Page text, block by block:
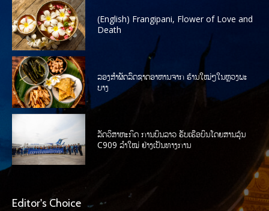
(English) Frangipani, Flower of Love and
Death
ລອງສໍາຜັດລົດຊາດອາຫານຈາກ ຮ້ານໃໝ່ໆໃນຫຼວງພະ
ບາງ
ລັດວິສາຫະກິດ ການບິນລາວ ຮັບເຮືອບິນໂດຍສານລຸ້ນ
C909 ລໍາໃໝ່ ຢ່າງເປັນທາງການ
Editor's Choice